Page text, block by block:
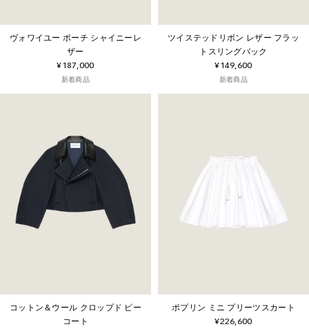
ヴォワイユー ポーチ シャイニーレ
ザー
¥187,000
新着商品
ツイステッドリボン レザー フラッ
トスリングバック
¥149,600
新着商品
コットン＆ウール クロップド ピー
コート
ポプリン ミニ プリーツスカート
¥226,600